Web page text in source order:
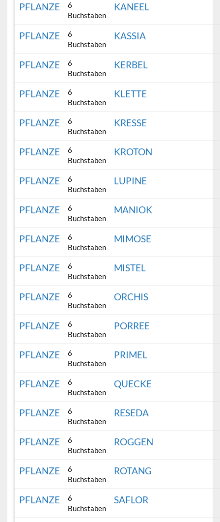
PFLANZE
6
Buchstaben
KANEEL
PFLANZE
6
Buchstaben
KASSIA
PFLANZE
6
Buchstaben
KERBEL
PFLANZE
6
Buchstaben
KLETTE
PFLANZE
6
Buchstaben
KRESSE
PFLANZE
6
Buchstaben
KROTON
PFLANZE
6
Buchstaben
LUPINE
PFLANZE
6
Buchstaben
MANIOK
PFLANZE
6
Buchstaben
MIMOSE
PFLANZE
6
Buchstaben
MISTEL
PFLANZE
6
Buchstaben
ORCHIS
PFLANZE
6
Buchstaben
PORREE
PFLANZE
6
Buchstaben
PRIMEL
PFLANZE
6
Buchstaben
QUECKE
PFLANZE
6
Buchstaben
RESEDA
PFLANZE
6
Buchstaben
ROGGEN
PFLANZE
6
Buchstaben
ROTANG
PFLANZE
6
Buchstaben
SAFLOR